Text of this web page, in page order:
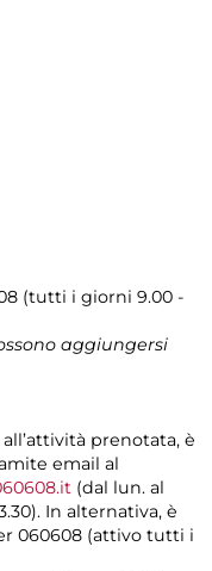
(tutti i giorni 9.00 -
aggiungersi
prenotata, è
email al
(dal lun. al
In alternativa, è
060608 (attivo tutti i